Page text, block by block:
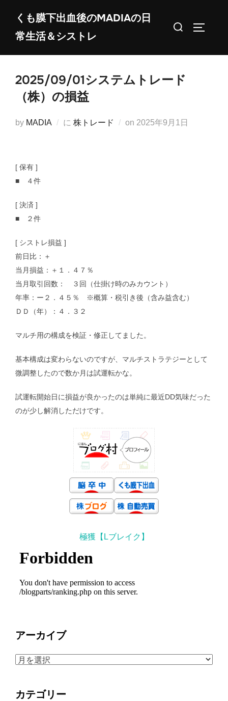
くも膜下出血後のMADIAの日
常生活＆シストレ
検
2025/09/01システムトレード
（株）の損益
by MADIA に 株トレード on 投
2025年9月1日
[ 保有 ]
■ ４件
[ 決済 ]
■ ２件
[ シストレ損益 ]
前日比：＋
当月損益：＋１．４７％
当月取引回数： ３回（仕掛け時のみカウント）
年率：ー２．４５％ ※概算・税引き後（含み益含む）
ＤＤ（年）：４．３２
マルチ用の構成を検証・修正してました。
基本構成は変わらないのですが、マルチストラテジーとして
微調整したので数か月は試運転かな。
試運転開始日に損益が良かったのは単純に最近DD気味だった
のが少し解消しただけです。
極獲【Lブレイク】
アーカイブ
ア
カテゴリー